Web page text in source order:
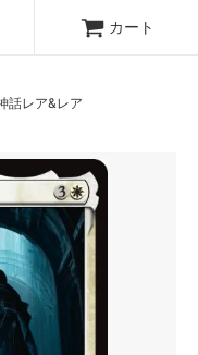
カート
話レア&レア